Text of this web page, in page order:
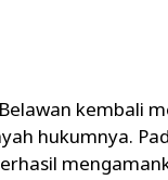
kembali
hukumnya.